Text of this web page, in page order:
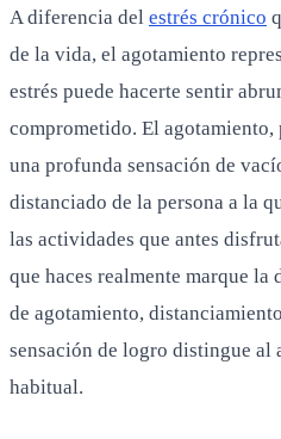
A diferencia del estrés crónico
de la vida, el agotamiento
estrés puede hacerte sentir
comprometido. El
una profunda sensación de
distanciado de la persona a la
las actividades que antes
que haces realmente marque
de agotamiento,
sensación de logro distingue al
habitual.